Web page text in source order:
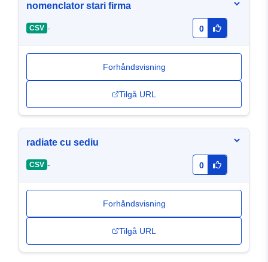
nomenclator stari firma
CSV - 0
Forhåndsvisning
Tilgå URL
radiate cu sediu
CSV - 0
Forhåndsvisning
Tilgå URL